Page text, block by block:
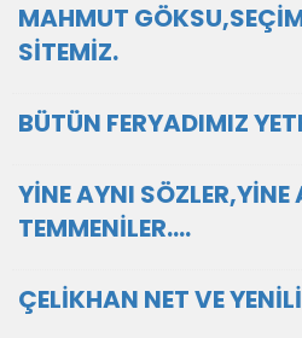
MAHMUT
SİTEMİZ.
BÜTÜN FERYADIMIZ
YİNE AYNI SÖZLER,YİNE
TEMMENİLER....
ÇELİKHAN NET VE